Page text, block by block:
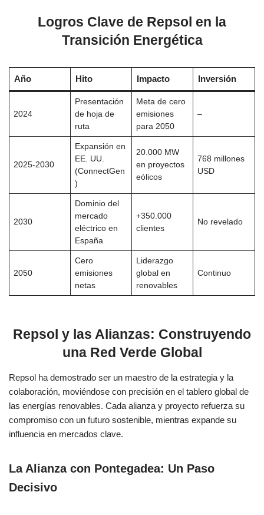
Logros Clave de Repsol en la
Transición Energética
Año Hito Impacto Inversión
2024
Presentación
de hoja de
ruta
Meta de cero
emisiones
para 2050
–
2025-2030
Expansión en
EE. UU.
(ConnectGen
)
20.000 MW
en proyectos
eólicos
768 millones
USD
2030
Dominio del
mercado
eléctrico en
España
+350.000
clientes
No revelado
2050
Cero
emisiones
netas
Liderazgo
global en
renovables
Continuo
Repsol y las Alianzas: Construyendo
una Red Verde Global
Repsol ha demostrado ser un maestro de la estrategia y la
colaboración, moviéndose con precisión en el tablero global de
las energías renovables. Cada alianza y proyecto refuerza su
compromiso con un futuro sostenible, mientras expande su
influencia en mercados clave.
La Alianza con Pontegadea: Un Paso
Decisivo